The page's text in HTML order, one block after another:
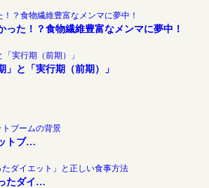
た！？食物繊維豊富なメンマに夢中！
と「実行期（前期）」
トブ…
たダイ…